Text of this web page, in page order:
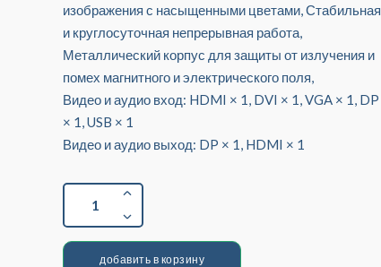
изображения с насыщенными цветами, Стабильная
и круглосуточная непрерывная работа,
Металлический корпус для защиты от излучения и
помех магнитного и электрического поля,
Видео и аудио вход: HDMI × 1, DVI × 1, VGA × 1, DP
× 1, USB × 1
Видео и аудио выход: DP × 1, HDMI × 1
1
добавить в корзину